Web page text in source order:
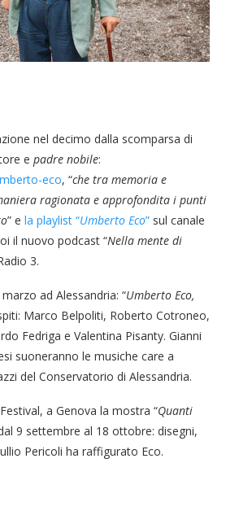
nel decimo dalla scomparsa di
e padre nobile:
eco, “che tra memoria e
ragionata e approfondita i punti
” e la playlist “Umberto Eco” sul canale
il nuovo podcast “Nella mente di
3.
ad Alessandria: “Umberto Eco,
Marco Belpoliti, Roberto Cotroneo,
Fedriga e Valentina Pisanty. Gianni
suoneranno le musiche care a
del Conservatorio di Alessandria.
a Genova la mostra “Quanti
9 settembre al 18 ottobre: disegni,
Pericoli ha raffigurato Eco.